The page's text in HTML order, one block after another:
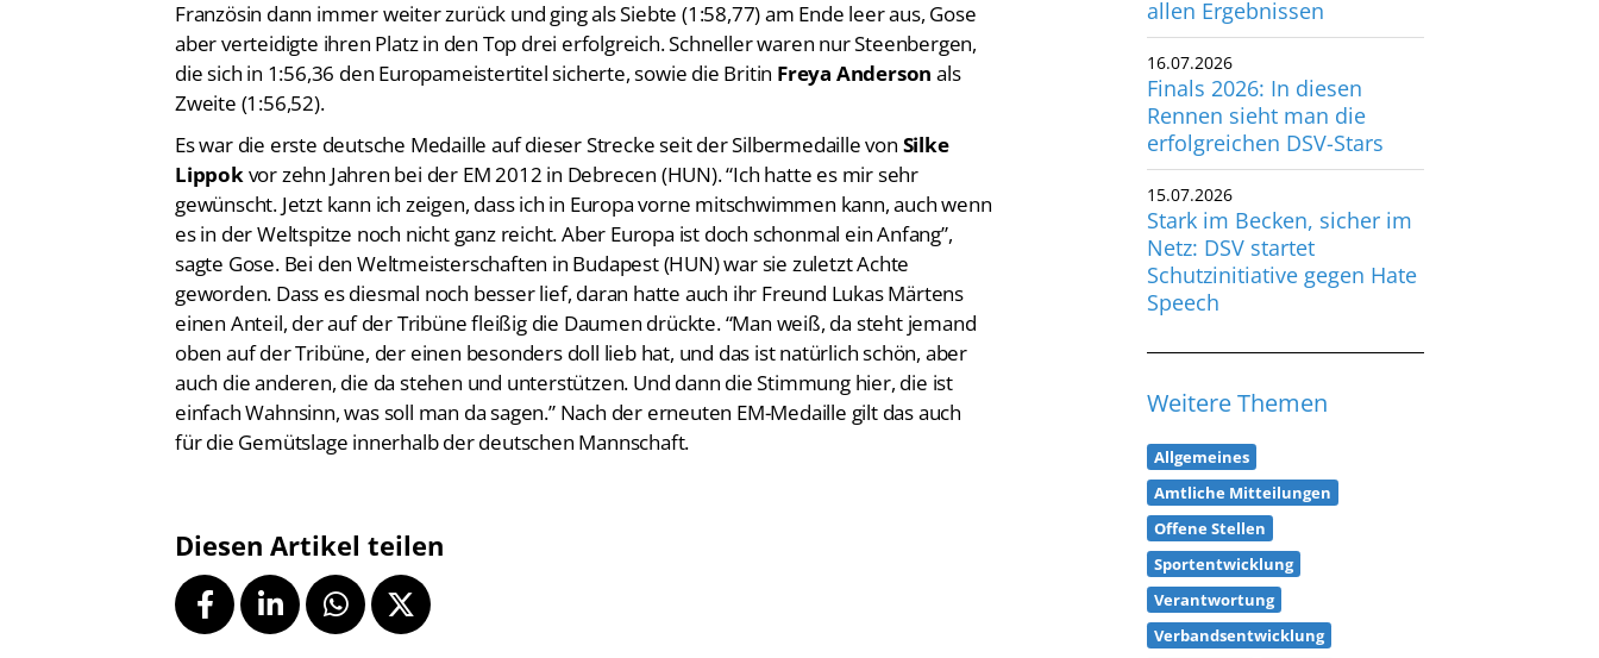
Französin dann immer weiter zurück und ging als Siebte (1:58,77) am Ende leer aus, Gose
aber verteidigte ihren Platz in den Top drei erfolgreich. Schneller waren nur Steenbergen,
die sich in 1:56,36 den Europameistertitel sicherte, sowie die Britin Freya Anderson als
Zweite (1:56,52).
Es war die erste deutsche Medaille auf dieser Strecke seit der Silbermedaille von Silke
Lippokvor zehn Jahren bei der EM 2012 in Debrecen (HUN). “Ich hatte es mir sehr
gewünscht. Jetzt kann ich zeigen, dass ich in Europa vorne mitschwimmen kann, auch wenn
es in der Weltspitze noch nicht ganz reicht. Aber Europa ist doch schonmal ein Anfang”,
sagte Gose. Bei den Weltmeisterschaften in Budapest (HUN) war sie zuletzt Achte
geworden. Dass es diesmal noch besser lief, daran hatte auch ihr Freund Lukas Märtens
einen Anteil, der auf der Tribüne fleißig die Daumen drückte. “Man weiß, da steht jemand
oben auf der Tribüne, der einen besonders doll lieb hat, und das ist natürlich schön, aber
auch die anderen, die da stehen und unterstützen. Und dann die Stimmung hier, die ist
einfach Wahnsinn, was soll man da sagen.” Nach der erneuten EM-Medaille gilt das auch
für die Gemütslage innerhalb der deutschen Mannschaft.
Diesen Artikel teilen
allen Ergebnissen
16.07.2026
Finals 2026: In diesen
Rennen sieht man die
erfolgreichen DSV-Stars
15.07.2026
Stark im Becken, sicher im
Netz: DSV startet
Schutzinitiative gegen Hate
Speech
Weitere Themen
Allgemeines
Amtliche Mitteilungen
Offene Stellen
Sportentwicklung
Verantwortung
Verbandsentwicklung